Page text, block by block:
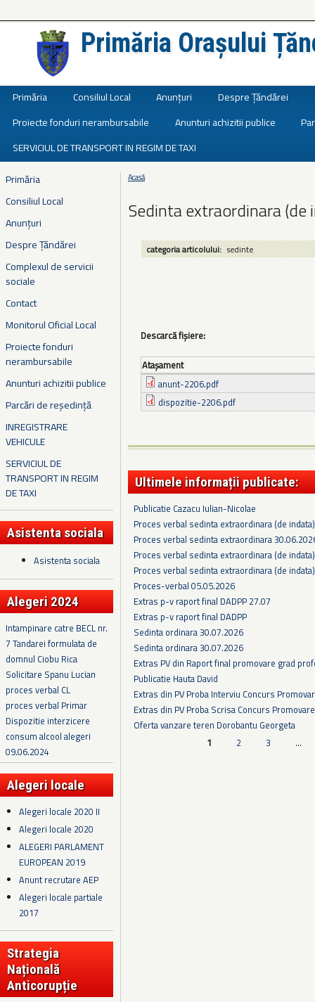
Primăria Orașului
Primăria Consiliul Local Anunțuri Despre Țăndărei
Proiecte fonduri nerambursabile
Anunturi achizitii publice
SERVICIUL DE TRANSPORT IN REGIM DE TAXI
Primăria
Consiliul Local
Anunțuri
Despre Țăndărei
Complexul de servicii
sociale
Contact
Monitorul Oficial Local
Proiecte fonduri
nerambursabile
Anunturi achizitii publice
Parcări de reședință
INREGISTRARE
VEHICULE
SERVICIUL DE
TRANSPORT IN REGIM
DE TAXI
Asistenta sociala
Asistenta sociala
Alegeri 2024
Intampinare catre BECL nr.
7 Tandarei formulata de
domnul Ciobu Rica
Solicitare Spanu Lucian
proces verbal CL
proces verbal Primar
Dispozitie interzicere
consum alcool alegeri
09.06.2024
Alegeri locale
Alegeri locale 2020 II
Alegeri locale 2020
ALEGERI PARLAMENT
EUROPEAN 2019
Anunt recrutare AEP
Alegeri locale partiale
2017
Strategia
Națională
Anticorupție
Eşti aici
Acasă
Sedinta extraordinara (de
categoria articolului: sedinte
Descarcă fișiere:
Ataşament
anunt-2206.pdf
dispozitie-2206.pdf
Ultimele informații publicate:
Publicatie Cazacu Iulian-Nicolae
Proces verbal sedinta extraordinara (de
Proces verbal sedinta extraordinara
Proces verbal sedinta extraordinara (de
Proces verbal sedinta extraordinara (de
Proces-verbal 05.05.2026
Extras p-v raport final DADPP 27.07
Extras p-v raport final DADPP
Sedinta ordinara 30.07.2026
Sedinta ordinara 30.07.2026
Extras PV din Raport final promovare grad
Publicatie Hauta David
Extras din PV Proba Interviu Concurs
Extras din PV Proba Scrisa Concurs
Oferta vanzare teren Dorobantu Georgeta
1 2 3 …